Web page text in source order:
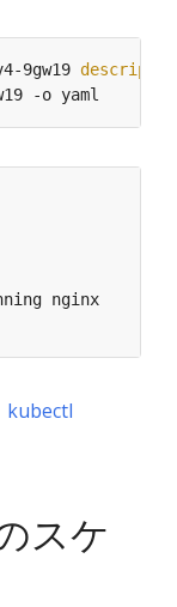
9gw19
kubectl
スケ